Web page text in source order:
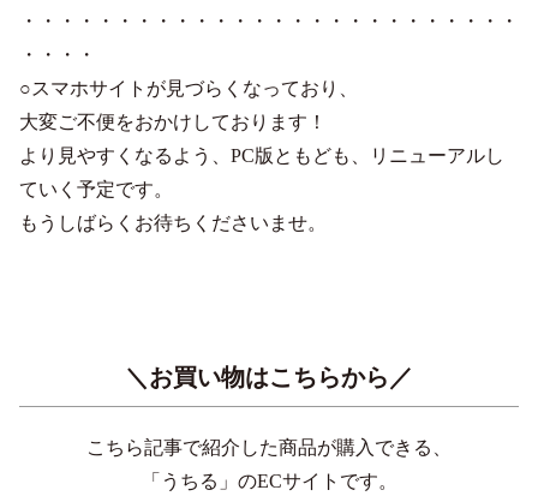
・・・・・・・・・・・・・・・・・・・・・・・・・・
・・・・
○スマホサイトが見づらくなっており、
大変ご不便をおかけしております！
より見やすくなるよう、PC版ともども、リニューアルし
ていく予定です。
もうしばらくお待ちくださいませ。
＼お買い物はこちらから／
こちら記事で紹介した商品が購入できる、
「うちる」のECサイトです。